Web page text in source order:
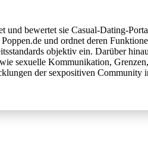
und bewertet sie Casual-Dating-
und ordnet deren
objektiv ein. Darüber
sexuelle Kommunikation, Grenzen,
der sexpositiven Community